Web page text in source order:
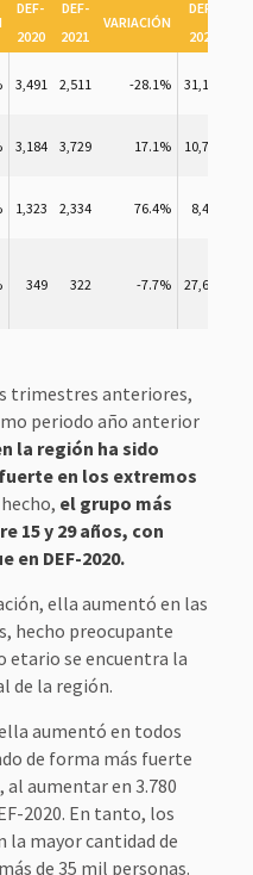
DEF-
2020
DEF-
2021
VARIACIÓN
DEF-
2020
3,491 2,511 -28.1% 31,134
3,184 3,729 17.1% 10,773
1,323 2,334 76.4% 8,433
349 322 -7.7% 27,600
trimestres anteriores,
periodo año anterior
la región ha sido
en los extremos
el grupo más
15 y 29 años, con
en DEF-2020.
ella aumentó en las
hecho preocupante
etario se encuentra la
de la región.
aumentó en todos
de forma más fuerte
al aumentar en 3.780
2020. En tanto, los
la mayor cantidad de
de 35 mil personas.